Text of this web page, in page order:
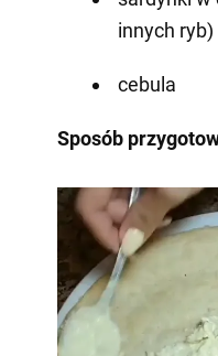
innych ryb)
cebula
Sposób